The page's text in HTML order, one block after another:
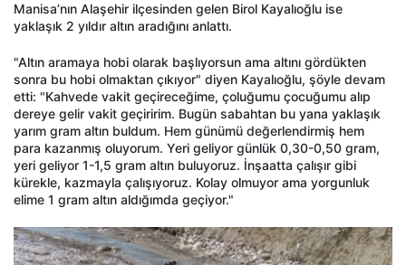
Manisa’nın Alaşehir ilçesinden gelen Birol Kayalıoğlu ise
yaklaşık 2 yıldır altın aradığını anlattı.
"Altın aramaya hobi olarak başlıyorsun ama altını gördükten
sonra bu hobi olmaktan çıkıyor" diyen Kayalıoğlu, şöyle devam
etti: "Kahvede vakit geçireceğime, çoluğumu çocuğumu alıp
dereye gelir vakit geçiririm. Bugün sabahtan bu yana yaklaşık
yarım gram altın buldum. Hem günümü değerlendirmiş hem
para kazanmış oluyorum. Yeri geliyor günlük 0,30-0,50 gram,
yeri geliyor 1-1,5 gram altın buluyoruz. İnşaatta çalışır gibi
kürekle, kazmayla çalışıyoruz. Kolay olmuyor ama yorgunluk
elime 1 gram altın aldığımda geçiyor."